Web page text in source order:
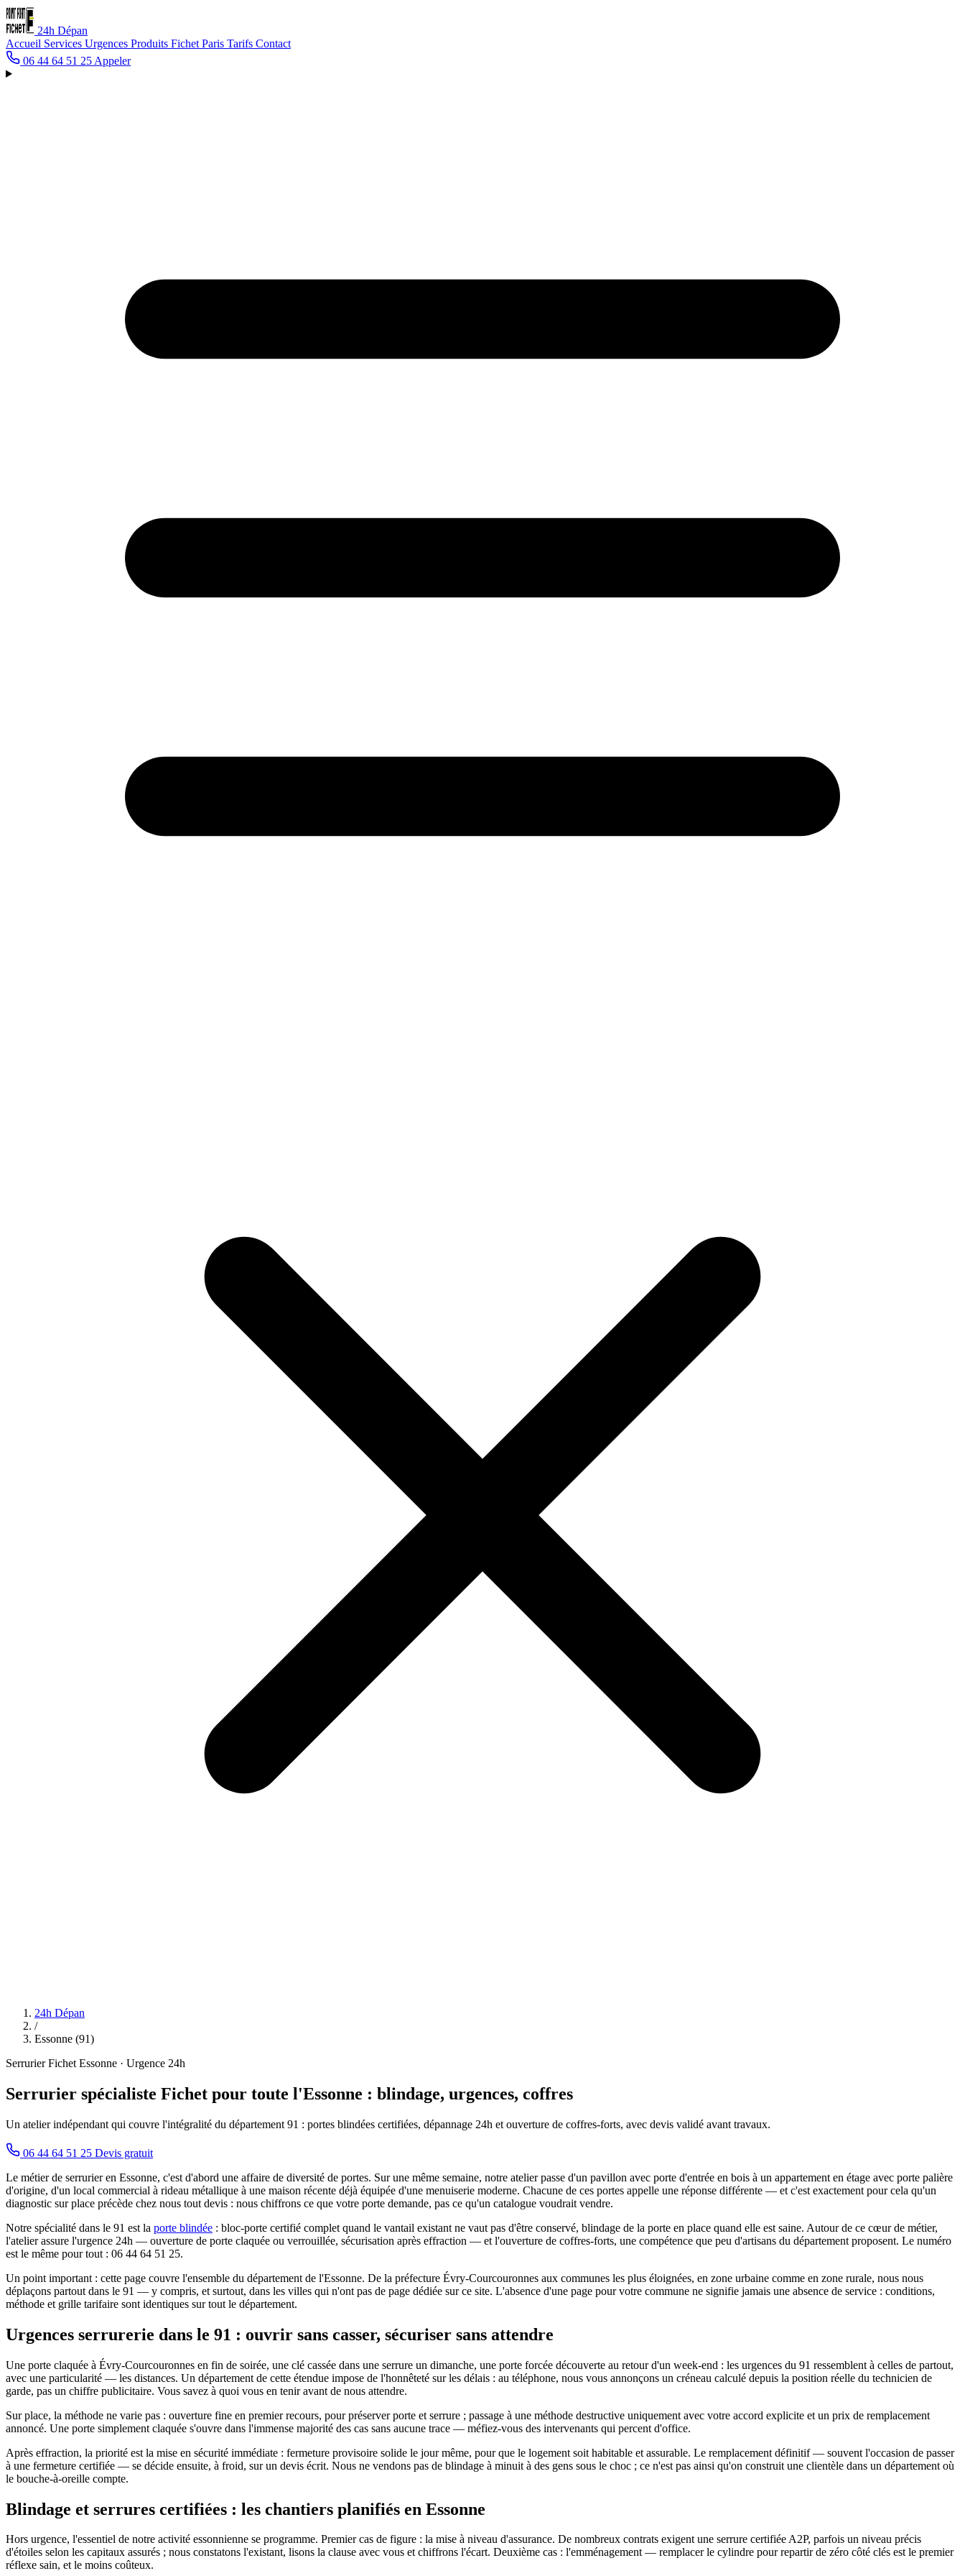
24h Dépan
Accueil Services Urgences Produits Fichet Paris Tarifs Contact
06 44 64 51 25 Appeler
24h Dépan
/
Essonne (91)
Serrurier Fichet Essonne · Urgence 24h
Serrurier spécialiste Fichet pour toute l'Essonne : blindage, urgences, coffres
Un atelier indépendant qui couvre l'intégralité du département 91 : portes blindées certifiées, dépannage 24h et ouverture de coffres-forts, avec devis validé avant travaux.
06 44 64 51 25 Devis gratuit
Le métier de serrurier en Essonne, c'est d'abord une affaire de diversité de portes. Sur une même semaine, notre atelier passe d'un pavillon avec porte d'entrée en bois à un appartement en étage avec porte palière
d'origine, d'un local commercial à rideau métallique à une maison récente déjà équipée d'une menuiserie moderne. Chacune de ces portes appelle une réponse différente — et c'est exactement pour cela qu'un
diagnostic sur place précède chez nous tout devis : nous chiffrons ce que votre porte demande, pas ce qu'un catalogue voudrait vendre.
Notre spécialité dans le 91 est la porte blindée : bloc-porte certifié complet quand le vantail existant ne vaut pas d'être conservé, blindage de la porte en place quand elle est saine. Autour de ce cœur de métier,
l'atelier assure l'urgence 24h — ouverture de porte claquée ou verrouillée, sécurisation après effraction — et l'ouverture de coffres-forts, une compétence que peu d'artisans du département proposent. Le numéro
est le même pour tout : 06 44 64 51 25.
Un point important : cette page couvre l'ensemble du département de l'Essonne. De la préfecture Évry-Courcouronnes aux communes les plus éloignées, en zone urbaine comme en zone rurale, nous nous
déplaçons partout dans le 91 — y compris, et surtout, dans les villes qui n'ont pas de page dédiée sur ce site. L'absence d'une page pour votre commune ne signifie jamais une absence de service : conditions,
méthode et grille tarifaire sont identiques sur tout le département.
Urgences serrurerie dans le 91 : ouvrir sans casser, sécuriser sans attendre
Une porte claquée à Évry-Courcouronnes en fin de soirée, une clé cassée dans une serrure un dimanche, une porte forcée découverte au retour d'un week-end : les urgences du 91 ressemblent à celles de partout,
avec une particularité — les distances. Un département de cette étendue impose de l'honnêteté sur les délais : au téléphone, nous vous annonçons un créneau calculé depuis la position réelle du technicien de
garde, pas un chiffre publicitaire. Vous savez à quoi vous en tenir avant de nous attendre.
Sur place, la méthode ne varie pas : ouverture fine en premier recours, pour préserver porte et serrure ; passage à une méthode destructive uniquement avec votre accord explicite et un prix de remplacement
annoncé. Une porte simplement claquée s'ouvre dans l'immense majorité des cas sans aucune trace — méfiez-vous des intervenants qui percent d'office.
Après effraction, la priorité est la mise en sécurité immédiate : fermeture provisoire solide le jour même, pour que le logement soit habitable et assurable. Le remplacement définitif — souvent l'occasion de passer
à une fermeture certifiée — se décide ensuite, à froid, sur un devis écrit. Nous ne vendons pas de blindage à minuit à des gens sous le choc ; ce n'est pas ainsi qu'on construit une clientèle dans un département où
le bouche-à-oreille compte.
Blindage et serrures certifiées : les chantiers planifiés en Essonne
Hors urgence, l'essentiel de notre activité essonnienne se programme. Premier cas de figure : la mise à niveau d'assurance. De nombreux contrats exigent une serrure certifiée A2P, parfois un niveau précis
d'étoiles selon les capitaux assurés ; nous constatons l'existant, lisons la clause avec vous et chiffrons l'écart. Deuxième cas : l'emménagement — remplacer le cylindre pour repartir de zéro côté clés est le premier
réflexe sain, et le moins coûteux.